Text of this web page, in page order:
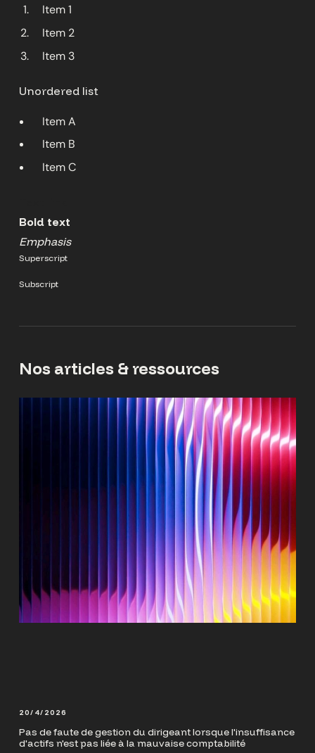
Item 1
Item 2
Item 3
Unordered list
Item A
Item B
Item C
Bold text
Emphasis
Superscript
Subscript
Nos articles & ressources
20/4/2026
Pas de faute de gestion du dirigeant lorsque l'insuffisance
d'actifs n'est pas liée à la mauvaise comptabilité